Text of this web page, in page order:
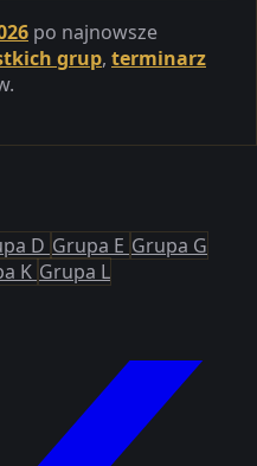
po najnowsze
grup, terminarz
D Grupa E Grupa G
K Grupa L